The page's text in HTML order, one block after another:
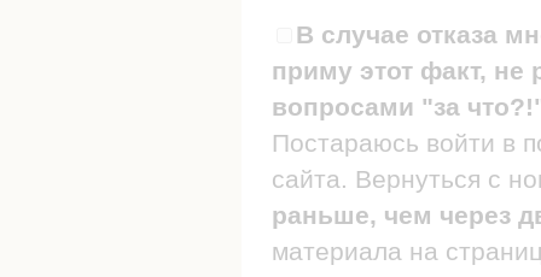
В случае отказа
приму этот факт, не
вопросами "за
Постараюсь войти в
сайта. Вернуться с
раньше, чем через
материала на